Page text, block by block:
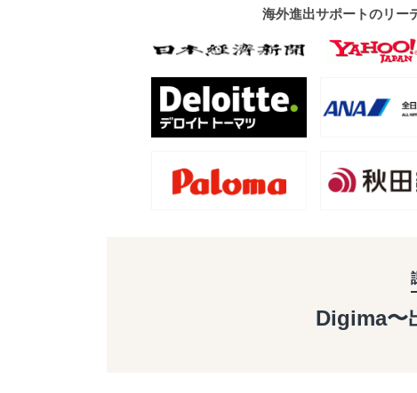
海外進出サポートのリー
Digima〜